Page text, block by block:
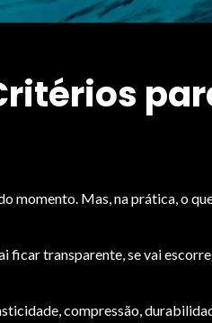
momento. Mas, na prática, o
ficar transparente, se vai
compressão,